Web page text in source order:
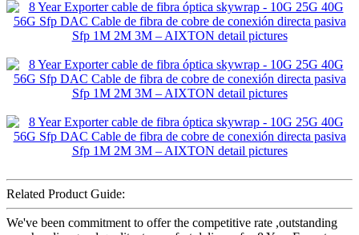
Related Product Guide:
We've been commitment to offer the competitive rate ,outstanding